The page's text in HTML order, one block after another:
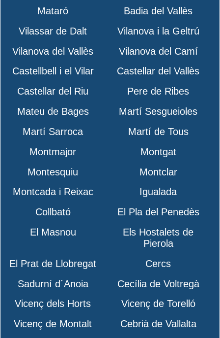
Mataró
Badia del Vallès
Vilassar de Dalt
Vilanova i la Geltrú
Vilanova del Vallès
Vilanova del Camí
Castellbell i el Vilar
Castellar del Vallès
Castellar del Riu
Pere de Ribes
Mateu de Bages
Martí Sesgueioles
Martí Sarroca
Martí de Tous
Montmajor
Montgat
Montesquiu
Montclar
Montcada i Reixac
Igualada
Collbató
El Pla del Penedès
El Masnou
Els Hostalets de
Pierola
El Prat de Llobregat
Cercs
Sadurní d´Anoia
Cecília de Voltregà
Vicenç dels Horts
Vicenç de Torelló
Vicenç de Montalt
Cebrià de Vallalta